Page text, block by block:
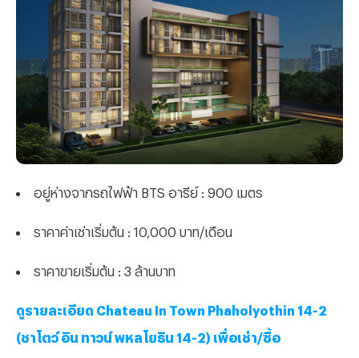
อยู่ห่างจากรถไฟฟ้า BTS อารีย์ : 900 เมตร
ราคาค่าเช่าเริ่มต้น : 10,000 บาท/เดือน
ราคาขายเริ่มต้น : 3 ล้านบาท
ดูรายละเอียด Chateau In Town Phaholyothin 14-2
(ชาโตว์ อิน ทาวน์ พหลโยธิน 14-2) เพื่อเช่า/ซื้อ